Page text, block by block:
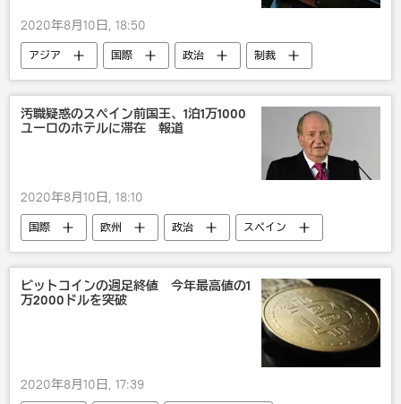
2020年8月10日, 18:50
アジア 国際 政治 制裁
汚職疑惑のスペイン前国王、1泊1万1000
ユーロのホテルに滞在 報道
2020年8月10日, 18:10
国際 欧州 政治 スペイン
ビットコインの週足終値 今年最高値の1
万2000ドルを突破
2020年8月10日, 17:39